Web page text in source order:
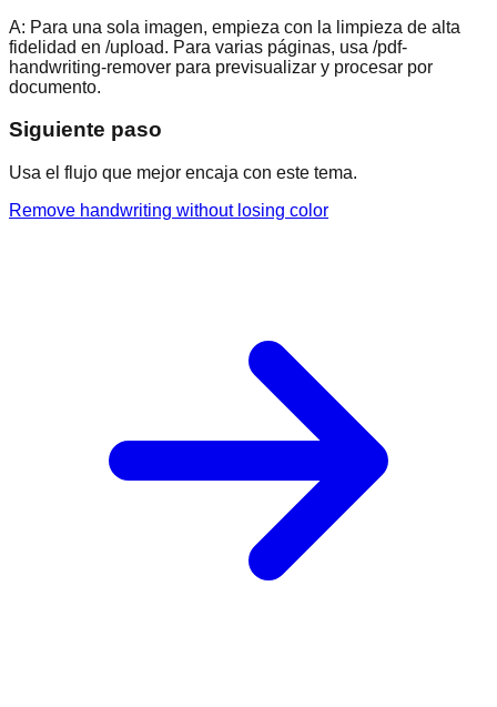
A: Para una sola imagen, empieza con la limpieza de alta
fidelidad en /upload. Para varias páginas, usa /pdf-
handwriting-remover para previsualizar y procesar por
documento.
Siguiente paso
Usa el flujo que mejor encaja con este tema.
Remove handwriting without losing color